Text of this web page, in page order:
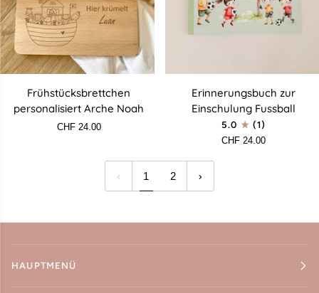
Frühstücksbrettchen
personalisiert
Arche
Frühstücksbrettchen
personalisiert Arche Noah
CHF 24.00
Erinnerungsbuch
Erinnerungsbuch zur
Einschulung Fussball
5.0
(1)
CHF 24.00
1 2
HAUPTMENÜ